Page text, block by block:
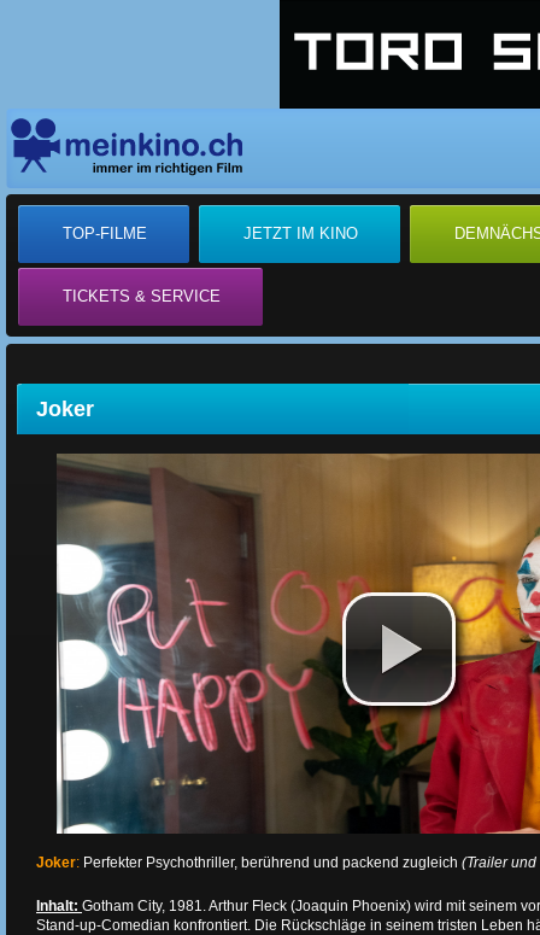
TOP-FILME JETZT IM KINO
TICKETS & SERVICE
Joker
Joker: Perfekter Psychothriller, berührend und packend zugleich (Trailer
Inhalt: Gotham City, 1981. Arthur Fleck (Joaquin Phoenix) wird mit seinem
Stand-up-Comedian konfrontiert. Die Rückschläge in seinem tristen Leben